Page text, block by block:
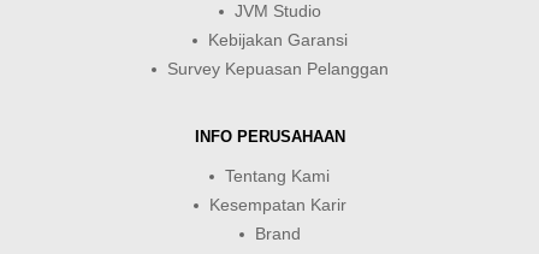
JVM Studio
Kebijakan Garansi
Survey Kepuasan Pelanggan
INFO PERUSAHAAN
Tentang Kami
Kesempatan Karir
Brand